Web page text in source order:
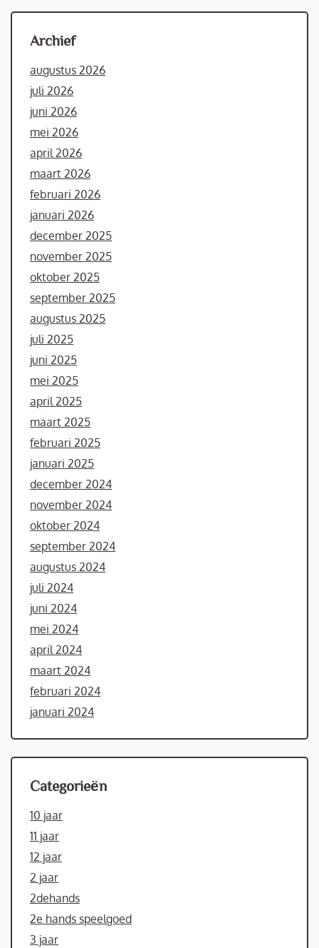
Archief
augustus 2026
juli 2026
juni 2026
mei 2026
april 2026
maart 2026
februari 2026
januari 2026
december 2025
november 2025
oktober 2025
september 2025
augustus 2025
juli 2025
juni 2025
mei 2025
april 2025
maart 2025
februari 2025
januari 2025
december 2024
november 2024
oktober 2024
september 2024
augustus 2024
juli 2024
juni 2024
mei 2024
april 2024
maart 2024
februari 2024
januari 2024
Categorieën
10 jaar
11 jaar
12 jaar
2 jaar
2dehands
2e hands speelgoed
3 jaar